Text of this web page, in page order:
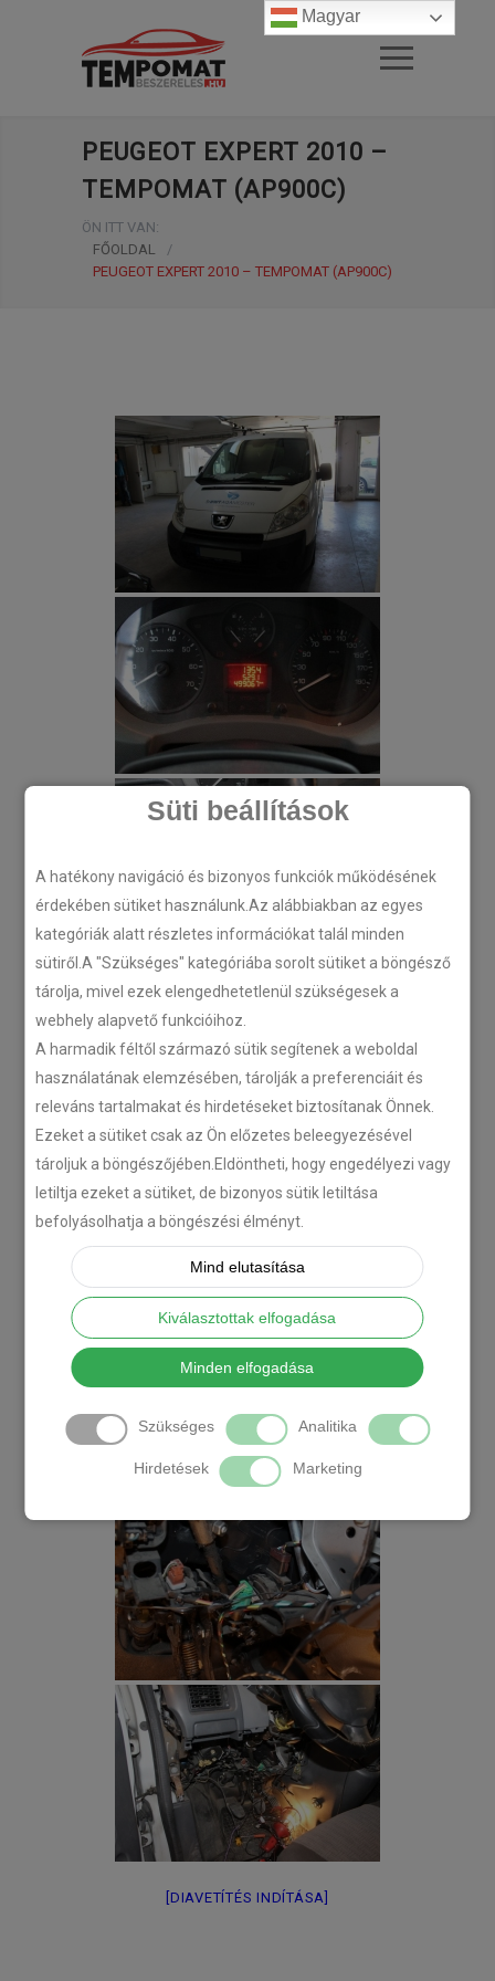
Süti beállítások
A hatékony navigáció és bizonyos funkciók működésének
érdekében sütiket használunk.Az alábbiakban az egyes
kategóriák alatt részletes információkat talál minden
sütiről.A "Szükséges" kategóriába sorolt sütiket a böngésző
tárolja, mivel ezek elengedhetetlenül szükségesek a
webhely alapvető funkcióihoz.
A harmadik féltől származó sütik segítenek a weboldal
használatának elemzésében, tárolják a preferenciáit és
releváns tartalmakat és hirdetéseket biztosítanak Önnek.
Ezeket a sütiket csak az Ön előzetes beleegyezésével
tároljuk a böngészőjében.Eldöntheti, hogy engedélyezi vagy
letiltja ezeket a sütiket, de bizonyos sütik letiltása
befolyásolhatja a böngészési élményt.
Mind elutasítása
Kiválasztottak elfogadása
Minden elfogadása
Szükséges Analitika
Hirdetések Marketing
PEUGEOT EXPERT 2010 –
TEMPOMAT (AP900C)
ÖN ITT VAN:
FŐOLDAL
/
PEUGEOT EXPERT 2010 – TEMPOMAT (AP900C)
[DIAVETÍTÉS INDÍTÁSA]
Magyar